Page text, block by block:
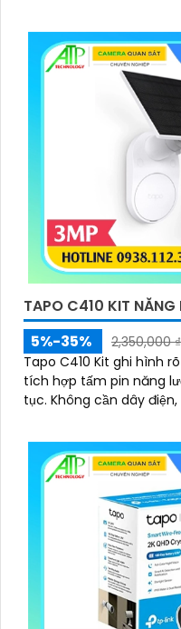
thoại, giúp bạn yên
TAPO C410 KIT
5%-35%
2,350,000 ₫
Tapo C410 Kit ghi hình
tích hợp tấm pin năng
tục. Không cần dây